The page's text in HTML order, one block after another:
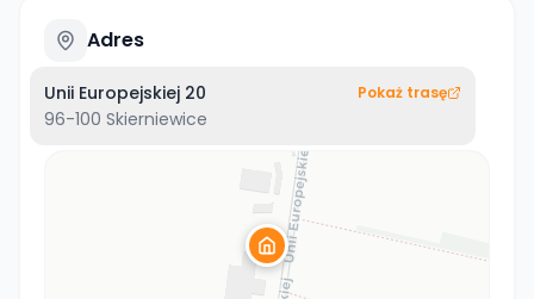
Adres
Unii Europejskiej 20
96-100 Skierniewice
Pokaż trasę